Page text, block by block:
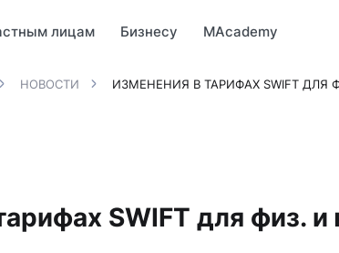
лицам Бизнесу MAcademy
НОВОСТИ ИЗМЕНЕНИЯ В ТАРИФАХ SWIFT ДЛЯ
SWIFT для физ.